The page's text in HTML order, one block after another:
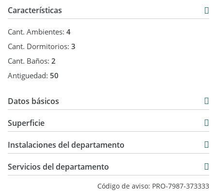
Características
Cant. Ambientes: 4
Cant. Dormitorios: 3
Cant. Baños: 2
Antiguedad: 50
Datos básicos
Venta
USD 250.000
Superficie
110 m2
Instalaciones del departamento
Servicios del departamento
Código de aviso: PRO-7987-373333